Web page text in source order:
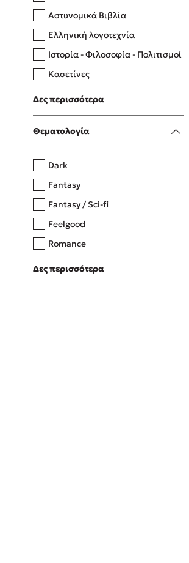
Δανάη Δεληγεώργη
Πάνω, κάτω, μπροστά,
Η μέθοδος Αφήστε τους
Αστυνομικά Βιβλία
Ελληνική λογοτεχνία
Ιστορία - Φιλοσοφία - Πολιτισμοί
Κασετίνες
Λευκώματα - Έγχρωμοι οδηγοί
Μαγειρική
Δες περισσότερα
Θεματολογία
Dark
Fantasy
Fantasy / Sci-fi
Feelgood
Romance
Upmarket
Young Adult
Δες περισσότερα